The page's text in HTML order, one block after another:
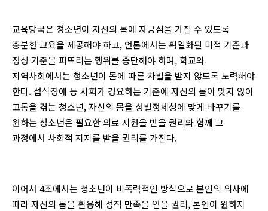
교육당국은 청소년이 자신의 몸에 자긍심을 가질 수 있도록
충분한 교육을 제공해야 하고, 언론에서는 획일화된 미적 기준과
정상 기준을 퍼뜨리는 행위를 중단해야 하며, 학교와
지역사회에서는 청소년이 몸에 따른 차별을 받지 않도록 노력해야
한다. 섭식장애 등 사회가 강요하는 기준에 자신의 몸이 맞지 않아
고통을 겪는 청소년, 자신의 몸을 성별정체성에 맞게 바꾸기를
원하는 청소년은 필요한 의료 지원을 받을 권리와 함께 그
과정에서 사회적 지지를 받을 권리를 가진다.
이어서 4조에서는 청소년이 비폭력적인 방식으로 본인의 의사에
따라 자신의 몸을 활용해 성적 만족을 얻을 권리, 본인이 원하지